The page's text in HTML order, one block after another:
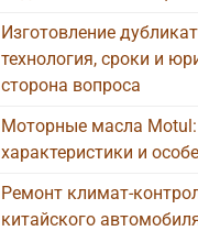
Изготовление
технология, сроки и
сторона вопроса
Моторные масла Motul:
характеристики и
Ремонт климат-
китайского